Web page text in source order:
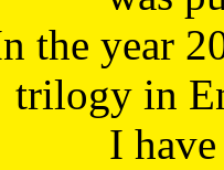
the year
trilogy in
I have